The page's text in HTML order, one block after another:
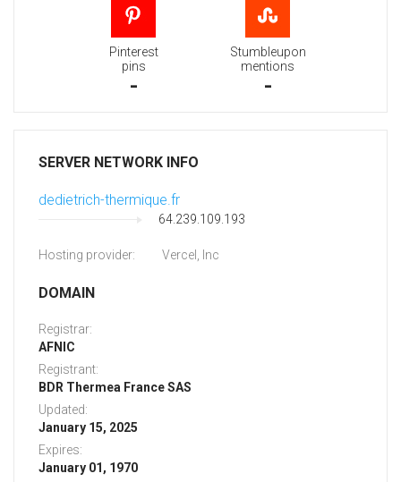
Pinterest
pins
-
Stumbleupon
mentions
-
SERVER NETWORK INFO
dedietrich-thermique.fr
64.239.109.193
Hosting provider: Vercel, Inc
DOMAIN
Registrar:
AFNIC
Registrant:
BDR Thermea France SAS
Updated:
January 15, 2025
Expires:
January 01, 1970